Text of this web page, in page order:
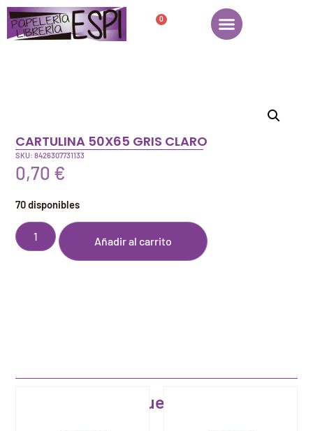
0
CARTULINA 50X65 GRIS CLARO
SKU: 8426307731133
0,70 €
70 disponibles
Añadir al carrito
Artículos que pueden interesarte